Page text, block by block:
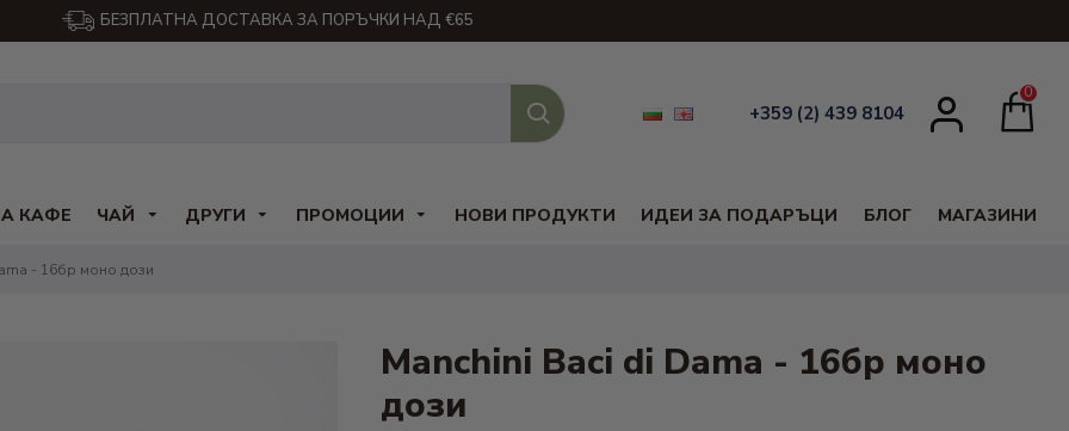
БЕЗПЛАТНА ДОСТАВКА ЗА ПОРЪЧКИ НАД €65
+359 (2) 439 8104
0
КАФЕ ЧАЙ ДРУГИ ПРОМОЦИИ НОВИ ПРОДУКТИ ИДЕИ ЗА ПОДАРЪЦИ БЛОГ МАГАЗИНИ
- 16бр моно дози
Manchini Baci di Dama - 16бр моно
дози